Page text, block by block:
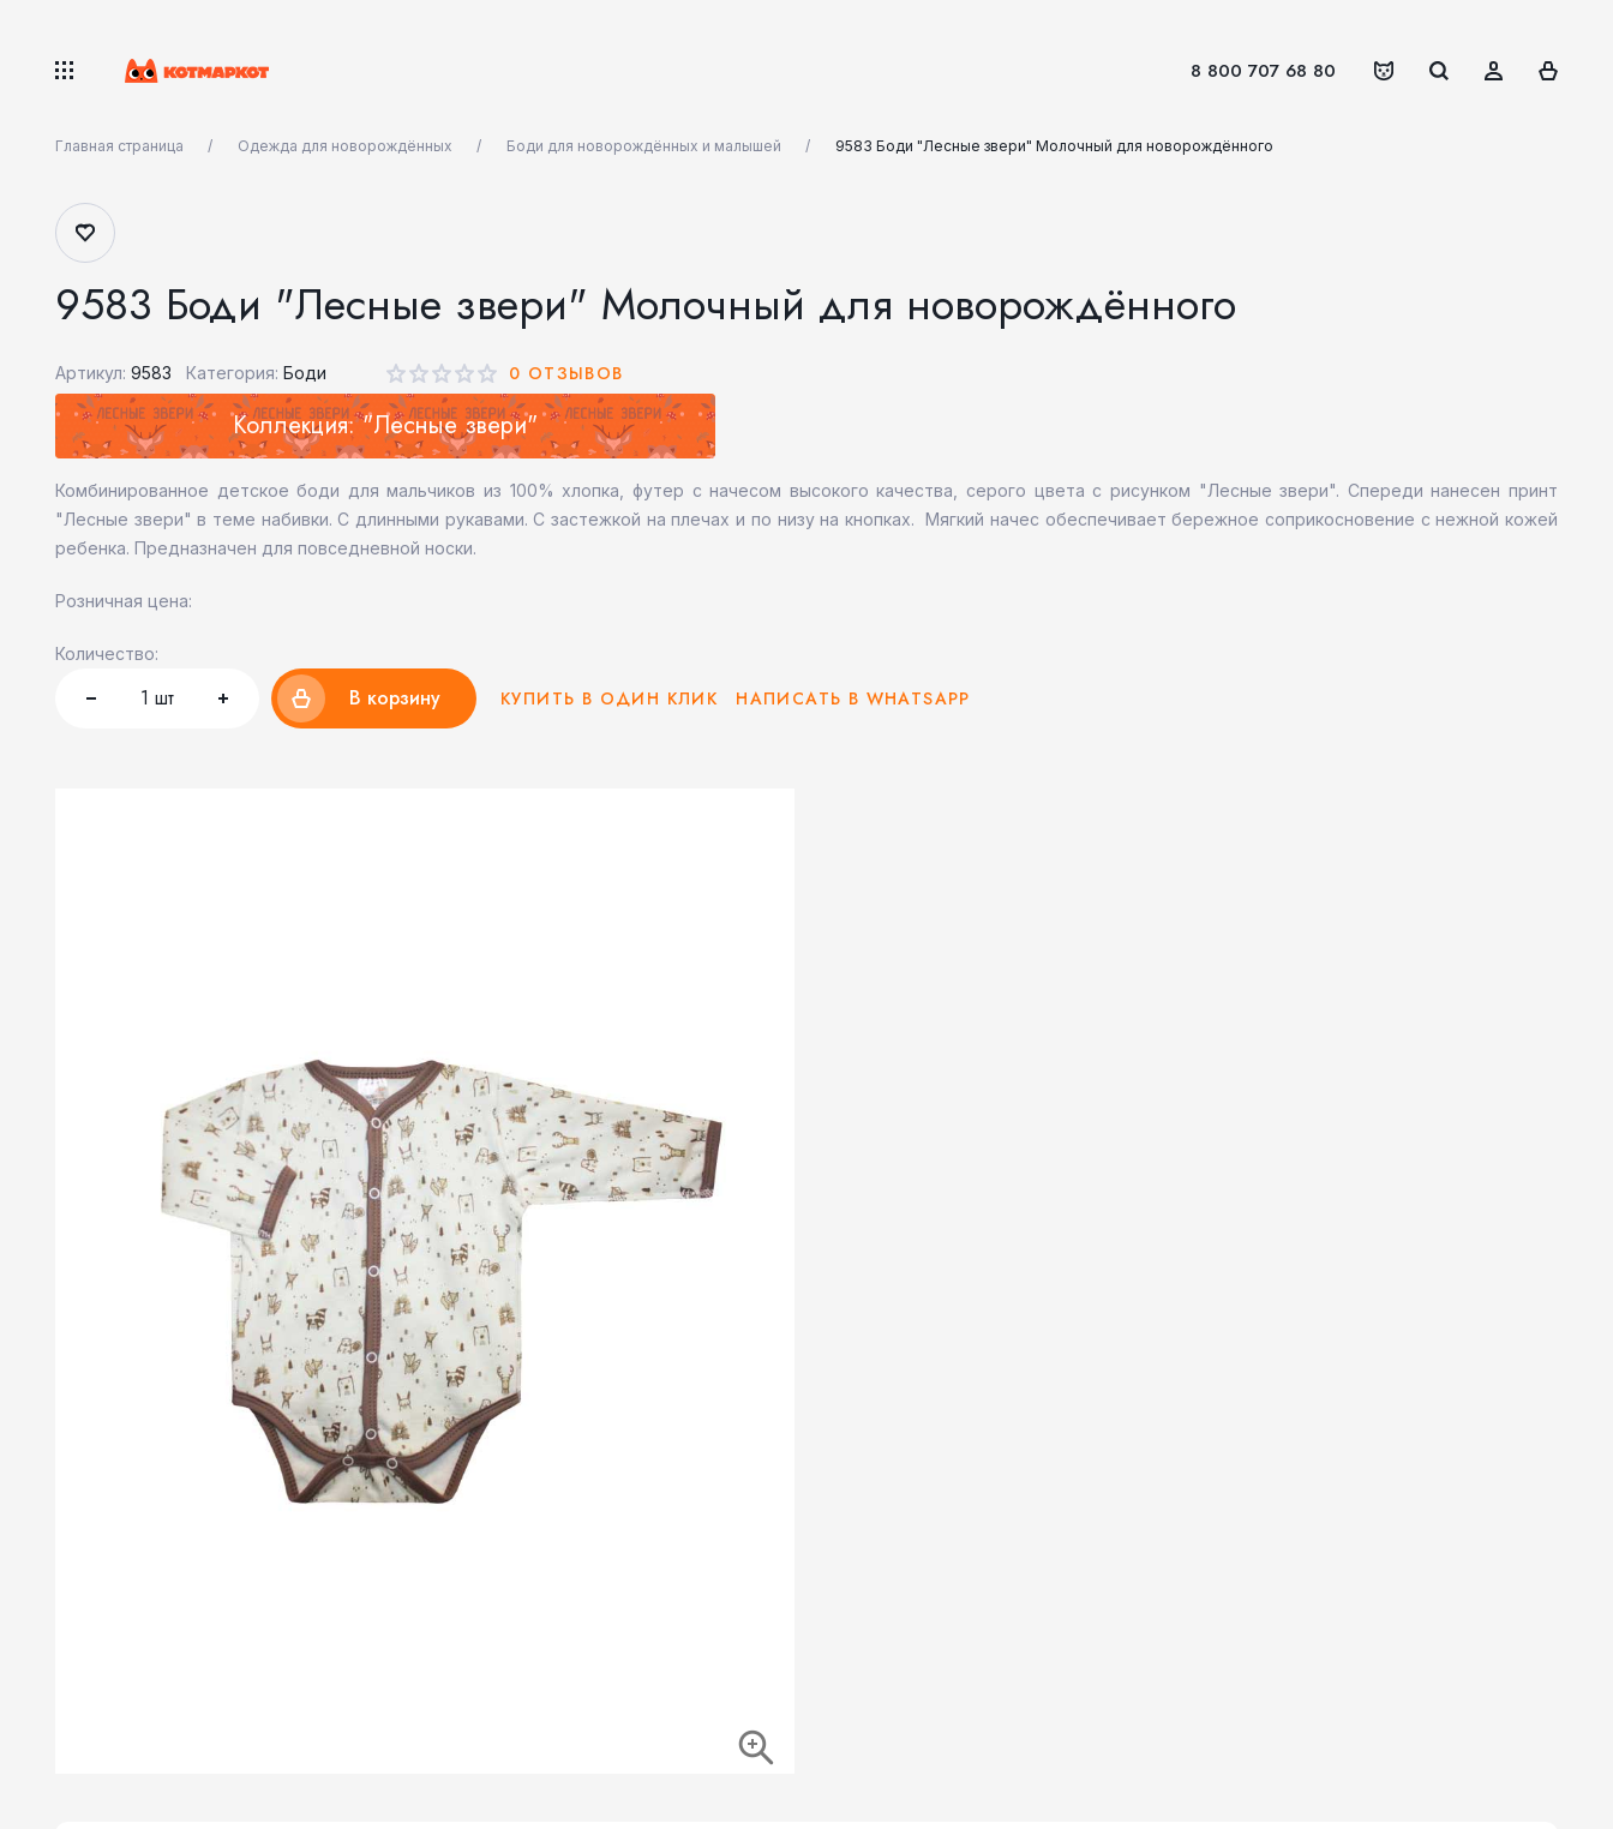
8 800 707 68 80
Главная страница Одежда для новорождённых Боди для новорождённых и малышей 9583 Боди "Лесные звери" Молочный для новорождённого
9583 Боди "Лесные звери" Молочный для новорождённого
Артикул: 9583 Категория: Боди 0 ОТЗЫВОВ
Коллекция: "Лесные звери"
Комбинированное детское боди для мальчиков из 100% хлопка, футер с начесом высокого качества, серого цвета с рисунком "Лесные звери". Спереди нанесен принт
"Лесные звери" в теме набивки. С длинными рукавами. С застежкой на плечах и по низу на кнопках. Мягкий начес обеспечивает бережное соприкосновение с нежной кожей
ребенка. Предназначен для повседневной носки.
Розничная цена:
Количество:
1 шт В корзину КУПИТЬ В ОДИН КЛИК НАПИСАТЬ В WHATSAPP